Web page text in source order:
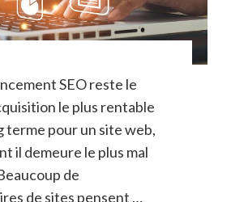
SEO reste le
le plus rentable
terme pour un site web,
il demeure le plus mal
de
de sites pensent …